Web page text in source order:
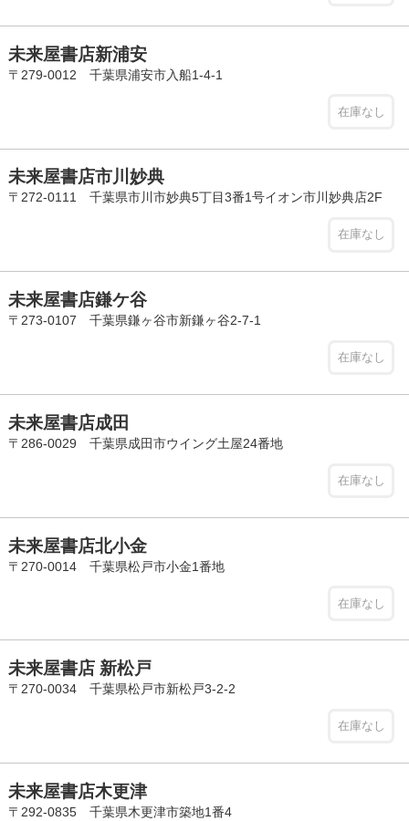
未来屋書店新浦安
〒279-0012 千葉県浦安市入船1-4-1
在庫なし
未来屋書店市川妙典
〒272-0111 千葉県市川市妙典5丁目3番1号イオン市川妙典店2F
在庫なし
未来屋書店鎌ケ谷
〒273-0107 千葉県鎌ヶ谷市新鎌ヶ谷2-7-1
在庫なし
未来屋書店成田
〒286-0029 千葉県成田市ウイング土屋24番地
在庫なし
未来屋書店北小金
〒270-0014 千葉県松戸市小金1番地
在庫なし
未来屋書店 新松戸
〒270-0034 千葉県松戸市新松戸3-2-2
在庫なし
未来屋書店木更津
〒292-0835 千葉県木更津市築地1番4